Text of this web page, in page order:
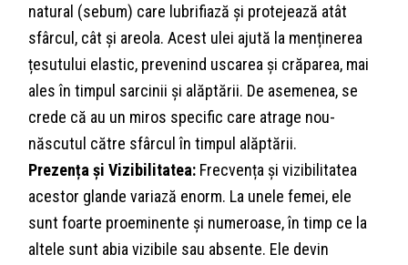
natural (sebum) care lubrifiază și protejează atât
sfârcul, cât și areola. Acest ulei ajută la menținerea
țesutului elastic, prevenind uscarea și crăparea, mai
ales în timpul sarcinii și alăptării. De asemenea, se
crede că au un miros specific care atrage nou-
născutul către sfârcul în timpul alăptării.
Prezența și Vizibilitatea: Frecvența și vizibilitatea
acestor glande variază enorm. La unele femei, ele
sunt foarte proeminente și numeroase, în timp ce la
altele sunt abia vizibile sau absente. Ele devin